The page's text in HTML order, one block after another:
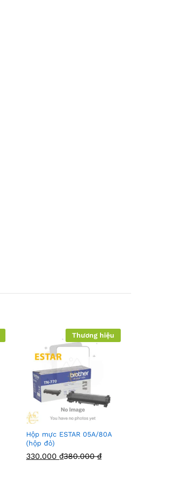
Thương hiệu
Hộp mực ESTAR 05A/80A
(hộp đỏ)
330.000 ₫380.000₫